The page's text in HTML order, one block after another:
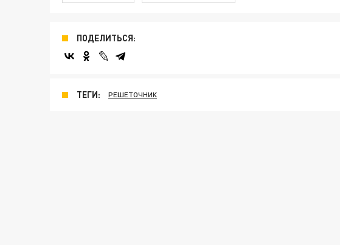
ПОДЕЛИТЬСЯ:
ТЕГИ: РЕШЕТОЧНИК